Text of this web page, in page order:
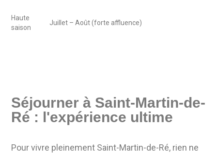
Haute
saison
Juillet – Août (forte affluence)
Séjourner à Saint-Martin-de-
Ré : l'expérience ultime
Pour vivre pleinement Saint-Martin-de-Ré, rien ne